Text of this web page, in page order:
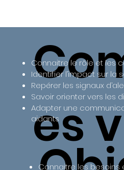
es
Connaitre le rôle et les
Identifier l’impact sur la
Repérer les signaux
Savoir orienter vers les
Adapter une
aidants
Connaitre les